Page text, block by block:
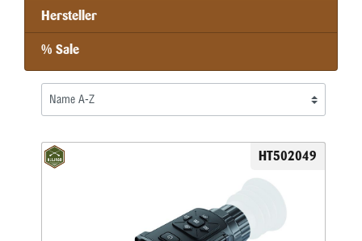
Hersteller
% Sale
HT502049